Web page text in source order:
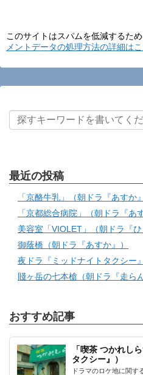
このサイトはスパムを低減するた
メントデータの処理方法の詳細は
最近の投稿
「京酪牛乳」（朝ドラ『あすか』
「京都総合病院」（朝ドラ『あ
美容室「VIOLET」（朝ドラ『ひ
御蔭橋（朝ドラ『あすか』）
夜ドラ『ミッドナイトタクシー
賤ヶ岳の七本槍（朝ドラ『走ら
おすすめ記事
「喫茶 つかれし
タクシー』）
ドラマのロケ地に関す